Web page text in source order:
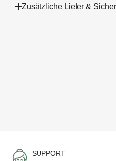
Zusätzliche Liefer &
SUPPORT